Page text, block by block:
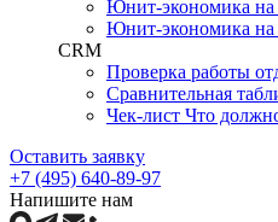
Юнит-экономика на
Юнит-экономика на
CRM
Проверка работы
Сравнительная
Чек-лист Что
Оставить заявку
+7 (495) 640-89-97
Напишите нам